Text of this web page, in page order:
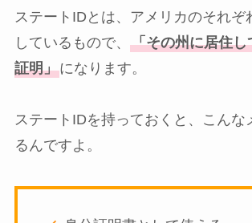
ステートIDとは、アメリカのそれぞ
しているもので、 「その州に居住し
証明」になります。
ステートIDを持っておくと、こんな
るんですよ。